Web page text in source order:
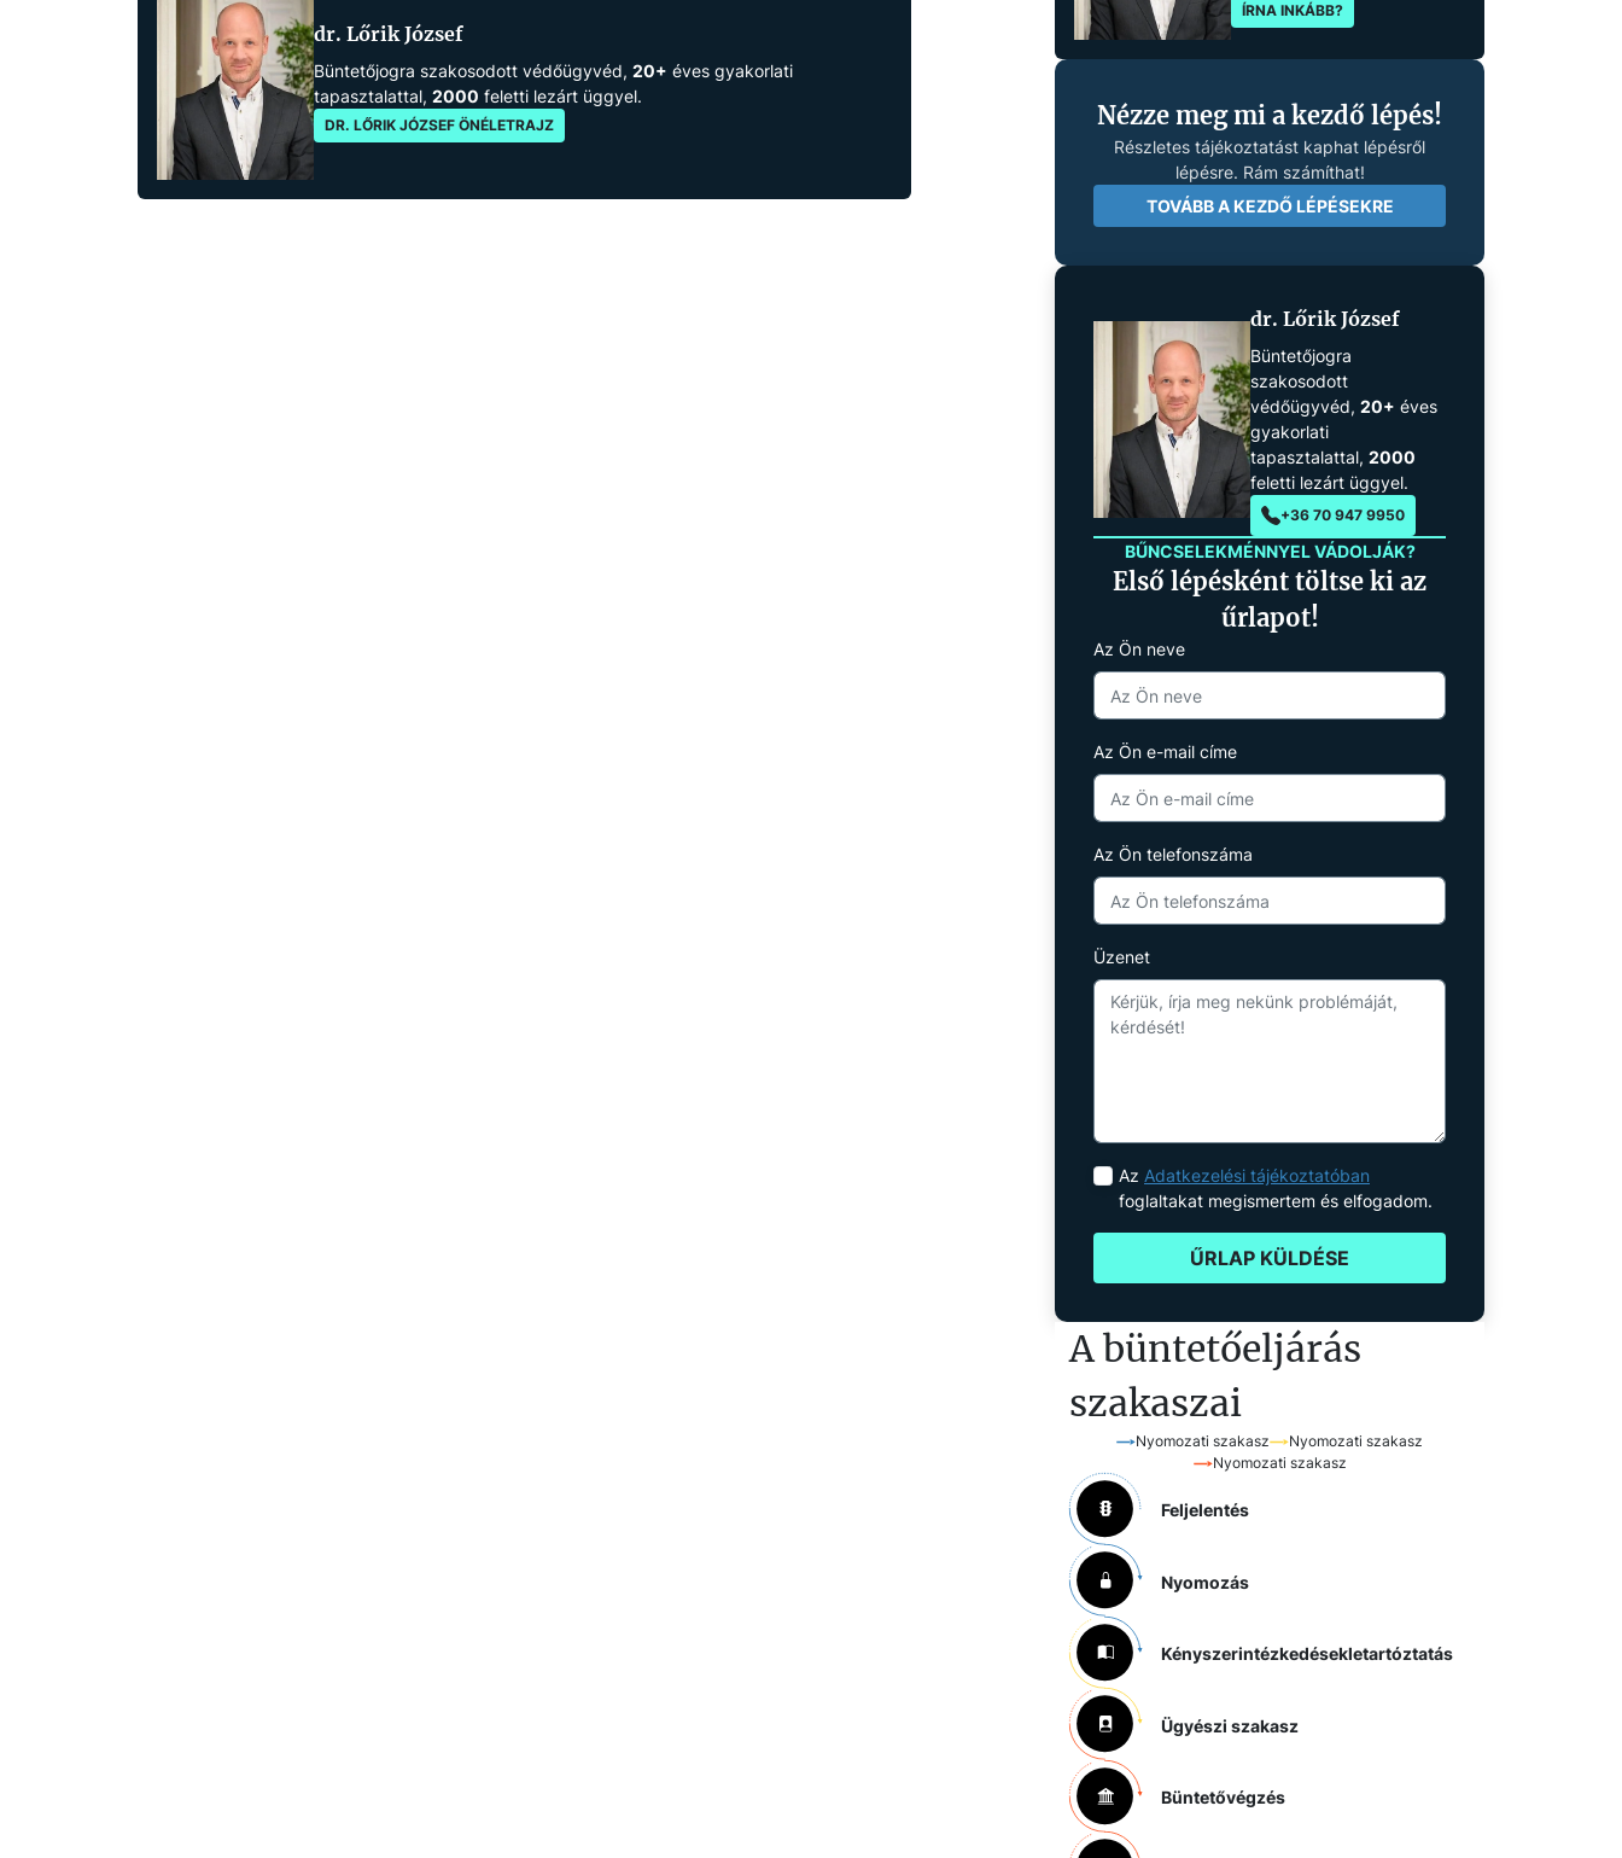
dr. Lőrik József
Büntetőjogra szakosodott védőügyvéd, 20+ éves gyakorlati
tapasztalattal, 2000 feletti lezárt üggyel.
DR. LŐRIK JÓZSEF ÖNÉLETRAJZ
ÍRNA INKÁBB?
Nézze meg mi a kezdő lépés!
Részletes tájékoztatást kaphat lépésről
lépésre. Rám számíthat!
TOVÁBB A KEZDŐ LÉPÉSEKRE
dr. Lőrik József
Büntetőjogra
szakosodott
védőügyvéd, 20+ éves
gyakorlati
tapasztalattal, 2000
feletti lezárt üggyel.
+36 70 947 9950
BŰNCSELEKMÉNNYEL VÁDOLJÁK?
Első lépésként töltse ki az
űrlapot!
Az Ön neve
Az Ön e-mail címe
Az Ön telefonszáma
Üzenet
Az Adatkezelési tájékoztatóban
foglaltakat megismertem és elfogadom.
ŰRLAP KÜLDÉSE
A büntetőeljárás
szakaszai
Nyomozati szakasz
Nyomozati szakasz
Nyomozati szakasz
Feljelentés
Nyomozás
Kényszerintézkedésekletartóztatás
Ügyészi szakasz
Büntetővégzés